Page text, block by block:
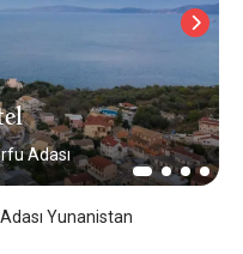
Adası
Yunanistan